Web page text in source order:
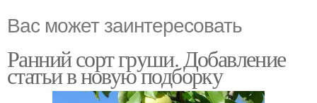
Вас может заинтересовать
Ранний сорт груши. Добавление
статьи в новую подборку